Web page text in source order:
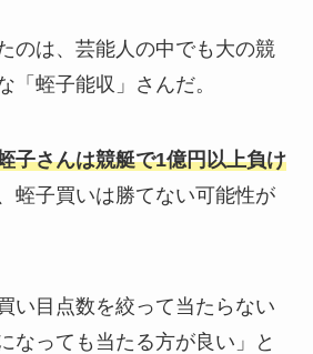
のは、芸能人の中でも大の競
「蛭子能収」さんだ。
子さんは競艇で1億円以上負け
蛭子買いは勝てない可能性が
い目点数を絞って当たらない
なっても当たる方が良い」と